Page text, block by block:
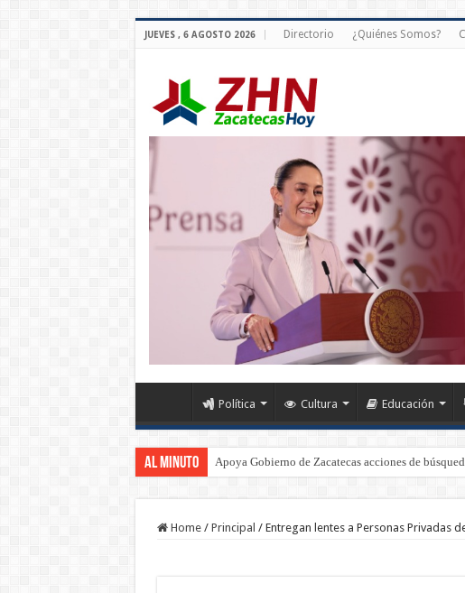
JUEVES , 6 AGOSTO 2026 Directorio ¿Quiénes Somos?
Política Cultura Educación
Al Minuto Apoya Gobierno de Zacatecas acciones de
Home / Principal / Entregan lentes a Personas Privadas